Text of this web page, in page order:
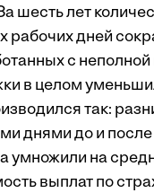
шесть лет
рабочих дней
с
в целом
так:
днями до и после
умножили на
выплат по